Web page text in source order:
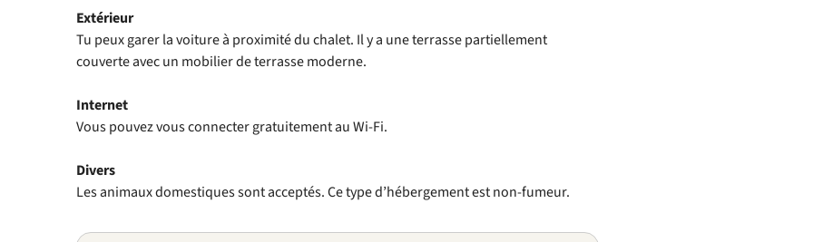
Extérieur
Tu peux garer la voiture à proximité du chalet. Il y a une terrasse partiellement
couverte avec un mobilier de terrasse moderne.
Internet
Vous pouvez vous connecter gratuitement au Wi-Fi.
Divers
Les animaux domestiques sont acceptés. Ce type d’hébergement est non-fumeur.